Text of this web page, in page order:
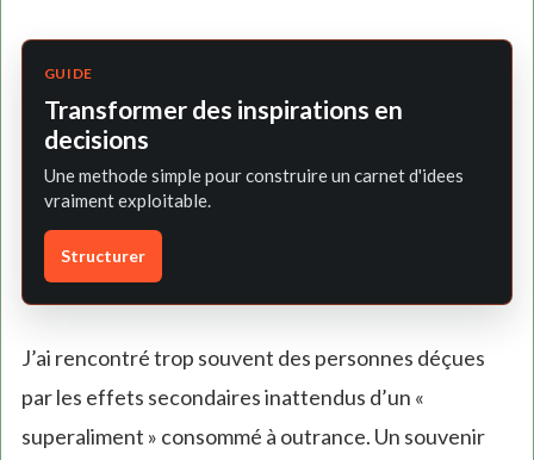
GUIDE
Transformer des inspirations en
decisions
Une methode simple pour construire un carnet d'idees
vraiment exploitable.
Structurer
J’ai rencontré trop souvent des personnes déçues
par les effets secondaires inattendus d’un «
superaliment » consommé à outrance. Un souvenir